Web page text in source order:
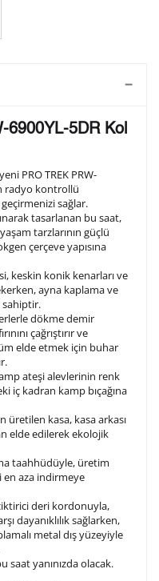
formda belirtmiş
10 / 10
/ 10
10
Vazgeç
süresi gravür işleme
Gravür İşlemi
kargoya verilecektir.
ve değişim
6900YL-5DR Kol
PRO TREK PRW-
radyo kontrollü
sağlar.
tasarlanan bu saat,
tarzlarının güçlü
çerçeve yapısına
keskin konik kenarları ve
ayna kaplama ve
sahiptir.
dökme demir
çağrıştırır ve
elde etmek için buhar
ateşi alevlerinin renk
iç kadran kamp bıçağına
kasa, kasa arkası
elde edilerek ekolojik
taahhüdüyle, üretim
aza indirmeye
deri kordonuyla,
dayanıklılık sağlarken,
metal dış yüzeyiyle
saat yanınızda olacak.